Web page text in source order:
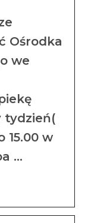
Ośrodka
we
tydzień(
15.00 w
…